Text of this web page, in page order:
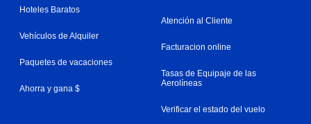
Hoteles Baratos
Vehículos de Alquiler
Paquetes de vacaciones
Ahorra y gana $
Atención al Cliente
Facturacion online
Tasas de Equipaje de las
Aerolíneas
Verificar el estado del vuelo